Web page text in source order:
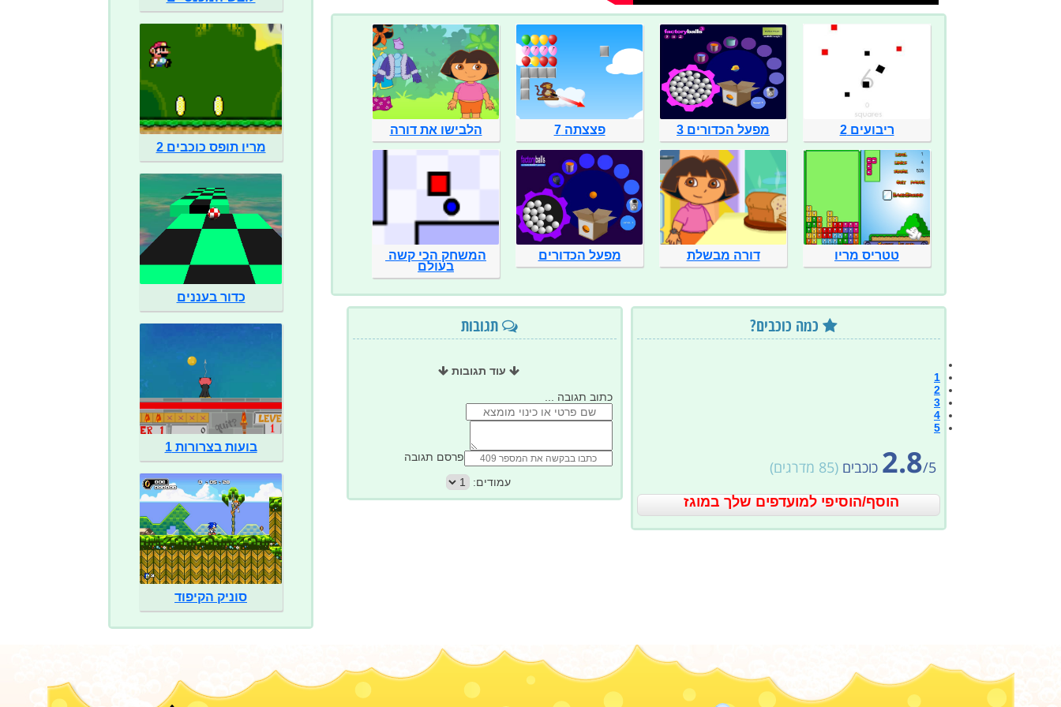
ריבועים 2 מפעל הכדורים 3 פצצתה 7 הלבישו את דורה
טטריס מריו דורה מבשלת מפעל הכדורים
בעולם
כמה כוכבים?
1
2
3
4
5
2.8/5 כוכבים (
85 מדרגים)
הוסף/הוסיפי למועדפים שלך במוגז
תגובות
עוד תגובות
כתוב תגובה ...
פרסם תגובה
עמודים:
מריו תופס כוכבים 2
כדור בעננים
בועות בצרורות 1
סוניק הקיפוד